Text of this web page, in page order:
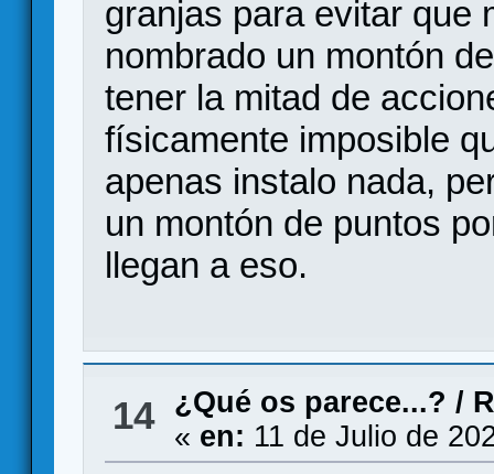
granjas para evitar que
nombrado un montón
tener la mitad de
físicamente imposible
apenas instalo nada,
un montón de puntos
llegan a eso.
14 ¿Qué os parece...? /
« en: 11 de Julio de